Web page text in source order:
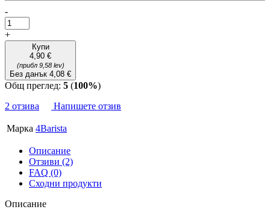
-
+
Купи
4,90 €
(прибл 9,58 lev)
Без данък 4,08 €
Общ преглед: 5 (100%)
2 отзива
Напишете отзив
Марка 4Barista
Описание
Отзиви (2)
FAQ (0)
Сходни продукти
Описание